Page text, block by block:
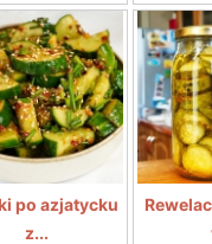
po azjatycku
z...